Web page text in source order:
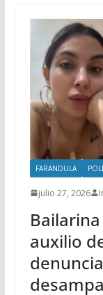
FARANDULA
julio 27, 2026
auxilio